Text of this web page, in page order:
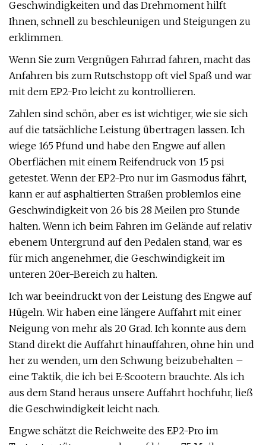
Geschwindigkeiten und das Drehmoment hilft
Ihnen, schnell zu beschleunigen und Steigungen zu
erklimmen.
Wenn Sie zum Vergnügen Fahrrad fahren, macht das
Anfahren bis zum Rutschstopp oft viel Spaß und war
mit dem EP2-Pro leicht zu kontrollieren.
Zahlen sind schön, aber es ist wichtiger, wie sie sich
auf die tatsächliche Leistung übertragen lassen. Ich
wiege 165 Pfund und habe den Engwe auf allen
Oberflächen mit einem Reifendruck von 15 psi
getestet. Wenn der EP2-Pro nur im Gasmodus fährt,
kann er auf asphaltierten Straßen problemlos eine
Geschwindigkeit von 26 bis 28 Meilen pro Stunde
halten. Wenn ich beim Fahren im Gelände auf relativ
ebenem Untergrund auf den Pedalen stand, war es
für mich angenehmer, die Geschwindigkeit im
unteren 20er-Bereich zu halten.
Ich war beeindruckt von der Leistung des Engwe auf
Hügeln. Wir haben eine längere Auffahrt mit einer
Neigung von mehr als 20 Grad. Ich konnte aus dem
Stand direkt die Auffahrt hinauffahren, ohne hin und
her zu wenden, um den Schwung beizubehalten –
eine Taktik, die ich bei E-Scootern brauchte. Als ich
aus dem Stand heraus unsere Auffahrt hochfuhr, ließ
die Geschwindigkeit leicht nach.
Engwe schätzt die Reichweite des EP2-Pro im